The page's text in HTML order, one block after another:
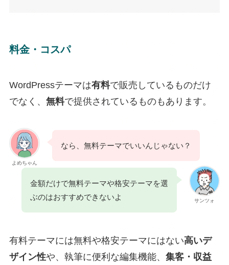
料金・コスパ
WordPressテーマは有料で販売しているものだけ
でなく、 無料で提供されているものもあります。
よめちゃん
なら、無料テーマでいいんじゃない？
サンツォ
金額だけで無料テーマや格安テーマを選
ぶのはおすすめできないよ
有料テーマには無料や格安テーマにはない高いデ
ザイン性や、執筆に便利な編集機能、 集客・収益